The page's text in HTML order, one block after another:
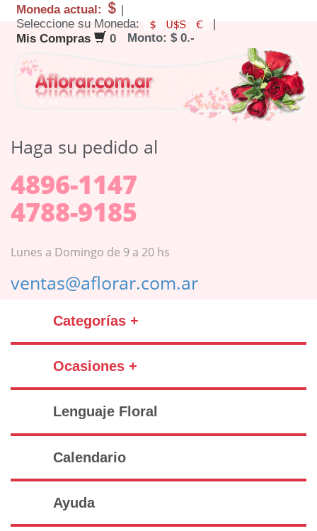
Moneda actual:
|
Seleccione su Moneda:
|
Mis Compras
0 Monto: $ 0.-
Haga su pedido al
4896-1147
4788-9185
Lunes a Domingo de 9 a 20 hs
ventas@aflorar.com.ar
Categorías +
Ocasiones +
Lenguaje Floral
Calendario
Ayuda